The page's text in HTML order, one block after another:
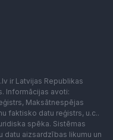
ir Latvijas Republikas
Informācijas avoti:
Maksātnespējas
faktisko datu reģistrs, u.c..
spēka. Sistēmas
datu aizsardzības likumu un